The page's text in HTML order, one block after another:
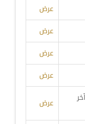
عرض
عرض
عرض
عرض
عرض